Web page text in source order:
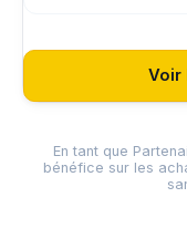
Voir
En tant que
bénéfice sur les